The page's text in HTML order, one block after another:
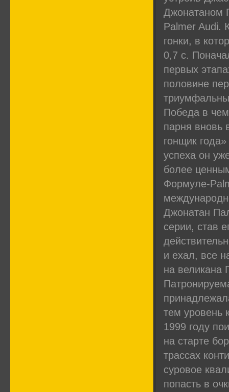
Джонатаном
Palmer Audi.
гонки, в
0,7 с.
первых
половине
Победа в
парня вновь
гонщик
успеха он
более
Формуле-
Джонатан
серии, став
и ехал, все
на великана
тем уровень
1999 году
на старте
трассах
суровое
попасть в